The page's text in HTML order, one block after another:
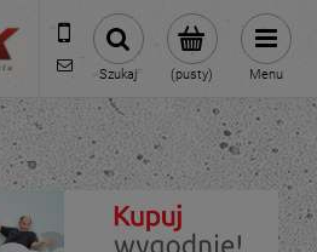
531-422-377
sklep@termixpily.pl
(pusty)
Szukaj Menu